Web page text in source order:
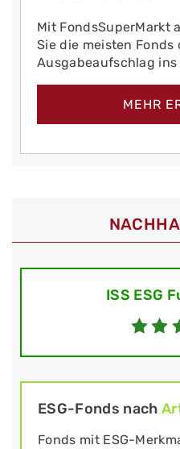
Mit FondsSuperMarkt
Sie die meisten
Ausgabeaufschlag ins
MEHR
ISS ESG
ESG-Fonds nach
Fonds mit ESG-